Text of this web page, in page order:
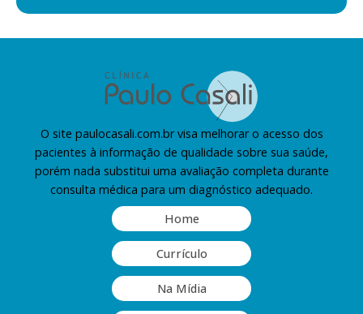
O site paulocasali.com.br visa melhorar o acesso dos
pacientes à informação de qualidade sobre sua saúde,
porém nada substitui uma avaliação completa durante
consulta médica para um diagnóstico adequado.
Home
Currículo
Na Mídia